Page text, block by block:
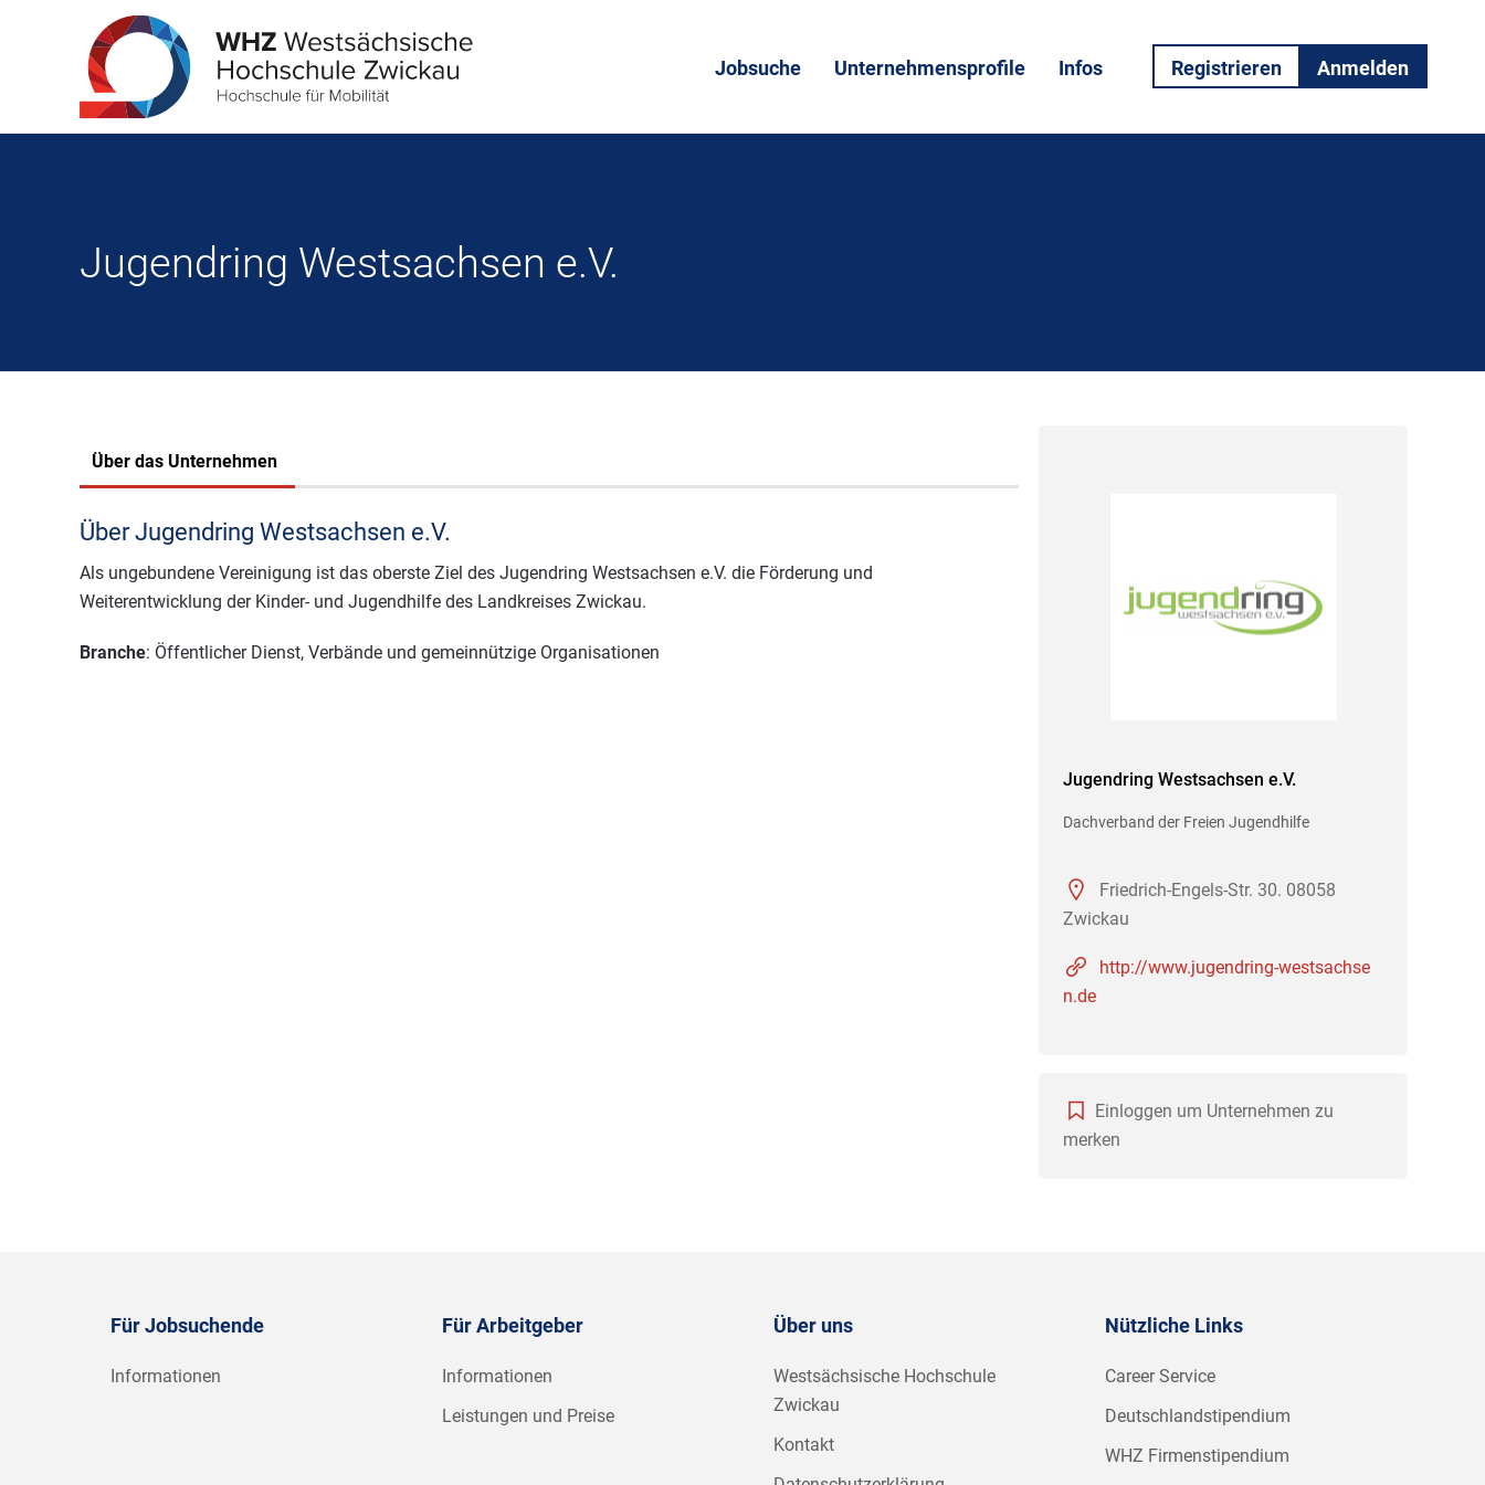
Jobsuche Unternehmensprofile Infos Registrieren Anmelden
Jugendring Westsachsen e.V.
Über das Unternehmen
Über Jugendring Westsachsen e.V.
Als ungebundene Vereinigung ist das oberste Ziel des Jugendring Westsachsen e.V. die Förderung und
Weiterentwicklung der Kinder- und Jugendhilfe des Landkreises Zwickau.
Branche: Öffentlicher Dienst, Verbände und gemeinnützige Organisationen
Jugendring Westsachsen e.V.
Dachverband der Freien Jugendhilfe
Friedrich-Engels-Str. 30. 08058
Zwickau
http://www.jugendring-westsachse
n.de
Einloggen um Unternehmen zu
merken
Für Jobsuchende
Informationen
Für Arbeitgeber
Informationen
Leistungen und Preise
Über uns
Westsächsische Hochschule
Zwickau
Kontakt
Nützliche Links
Career Service
Deutschlandstipendium
WHZ Firmenstipendium